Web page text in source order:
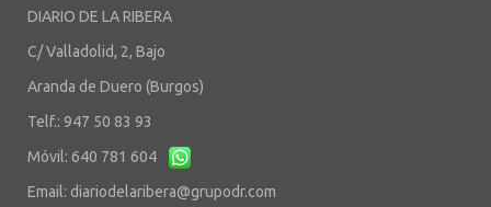
DIARIO DE LA RIBERA
C/ Valladolid, 2, Bajo
Aranda de Duero (Burgos)
Telf.: 947 50 83 93
Móvil: 640 781 604
Email: diariodelaribera@grupodr.com